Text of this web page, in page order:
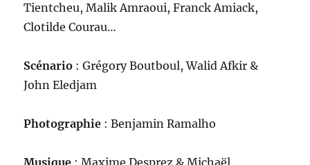
Tientcheu, Malik Amraoui, Franck Amiack,
Clotilde Courau…
Scénario : Grégory Boutboul, Walid Afkir &
John Eledjam
Photographie : Benjamin Ramalho